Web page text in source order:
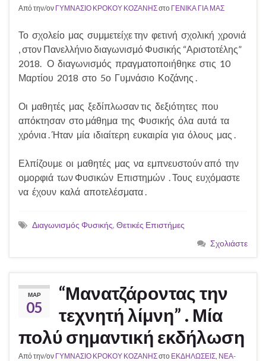
Από την/ον ΓΥΜΝΑΣΙΟ ΚΡΟΚΟΥ ΚΟΖΑΝΗΣστο ΓΕΝΙΚΑ ΓΙΑ ΜΑΣ
Το σχολείο μας συμμετείχε την φετινή σχολική χρονιά
, στον Πανελλήνιο διαγωνισμό Φυσικής “Αριστοτέλης”
2018. Ο διαγωνισμός πραγματοποιήθηκε στις 10
Μαρτίου 2018 στο 5ο Γυμνάσιο Κοζάνης .
Οι μαθητές μας ξεδίπλωσαν τις δεξιότητες που
απόκτησαν στο μάθημα της Φυσικής όλα αυτά τα
χρόνια . Ήταν μία ιδιαίτερη ευκαιρία για όλους μας .
Ελπίζουμε οι μαθητές μας να εμπνευστούν από την
ομορφιά των Φυσικών Επιστημών . Τους ευχόμαστε
να έχουν καλά αποτελέσματα .
Διαγωνισμός Φυσικής, Θετικές Επιστήμες
Σχολιάστε
ΜΑΡ
05
“Μανατζάροντας την
τεχνητή λίμνη” . Μία
πολύ σημαντική εκδήλωση
Από την/ον ΓΥΜΝΑΣΙΟ ΚΡΟΚΟΥ ΚΟΖΑΝΗΣστο ΕΚΔΗΛΩΣΕΙΣ ΝΕΑ-